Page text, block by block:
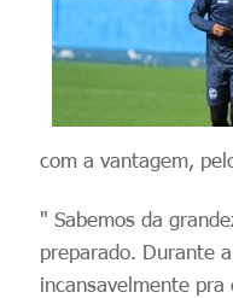
com a vantagem,
" Sabemos da
preparado. Durante
incansavelmente